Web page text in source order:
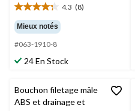
4.3 (8)
4.3
étoile(s)
sur
5.
8
Mieux notés
#063-1910-8
24 En Stock
Bouchon filetage mâle
ABS et drainage et